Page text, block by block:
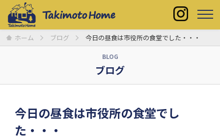
ホーム ブログ 今日の昼食は市役所の食堂でした・・・
BLOG
ブログ
今日の昼食は市役所の食堂でし
た・・・